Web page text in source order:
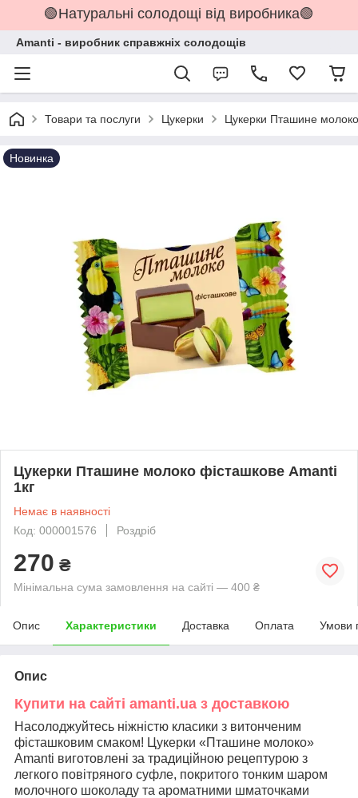
🟢Натуральні солодощі від виробника🟢
Amanti - виробник справжніх солодощів
Товари та послуги Цукерки Цукерки Пташине
Новинка
Цукерки Пташине молоко фісташкове Amanti
1кг
Немає в наявності
Код: 000001576
Роздріб
270 ₴
Мінімальна сума замовлення на сайті — 400 ₴
Опис Характеристики Доставка Оплата Умови
Опис
Купити на сайті amanti.ua з доставкою
Насолоджуйтесь ніжністю класики з витонченим
фісташковим смаком! Цукерки «Пташине молоко»
Amanti виготовлені за традиційною рецептурою з
легкого повітряного суфле, покритого тонким шаром
молочного шоколаду та ароматними шматочками